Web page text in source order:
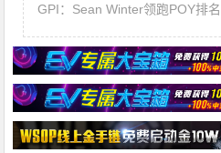
GPI：Sean Winter领跑POY排